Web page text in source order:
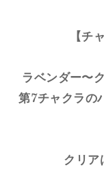
【チ
ラベンダー〜
第7チャクラの
クリア